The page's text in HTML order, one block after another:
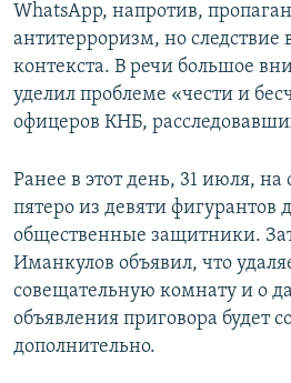
WhatsApp, напротив,
антитерроризм, но следствие
контекста. В речи большое
уделил проблеме «чести и
офицеров КНБ,
Ранее в этот день, 31 июля, на
пятеро из девяти фигурантов
общественные защитники.
Иманкулов объявил, что
совещательную комнату и о
объявления приговора будет
дополнительно.